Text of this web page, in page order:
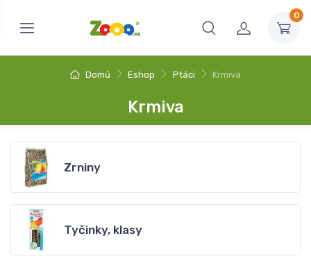
0
Domů Eshop Ptáci Krmiva
Krmiva
Zrniny
Tyčinky, klasy